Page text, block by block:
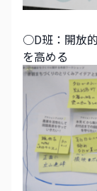
○D班：開放
を高める